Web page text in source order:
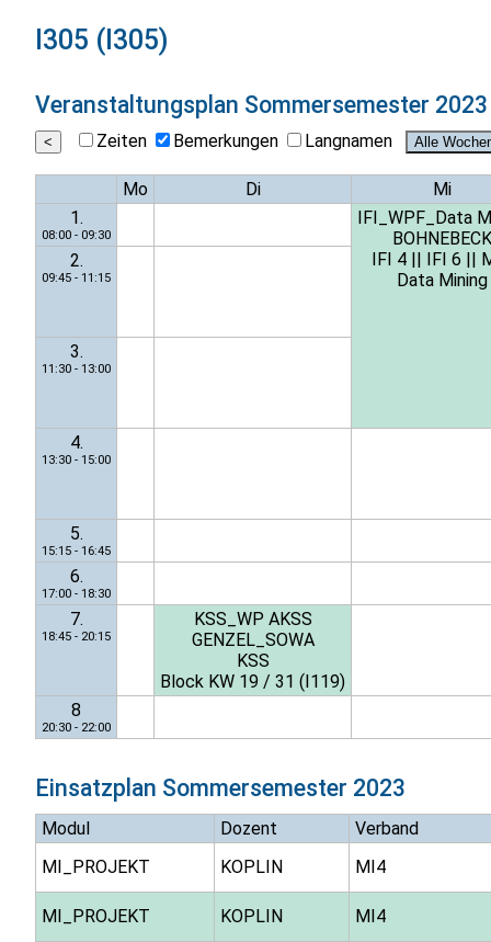
I305 (I305)
Veranstaltungsplan Sommersemester 2023
Zeiten Bemerkungen Langnamen
Mo Di
Mi
1.
08:00 - 09:30
IFI_WPF_Data
BOHNEBECK
IFI 4
IFI 6
Data Mining
2.
09:45 - 11:15
3.
11:30 - 13:00
4.
13:30 - 15:00
5.
15:15 - 16:45
6.
17:00 - 18:30
7.
18:45 - 20:15
KSS_WP AKSS
GENZEL_SOWA
KSS
Block KW 19 / 31 (I119)
8
20:30 - 22:00
Einsatzplan Sommersemester 2023
Modul Dozent
Verband
MI_PROJEKT
KOPLIN MI4
MI_PROJEKT KOPLIN MI4